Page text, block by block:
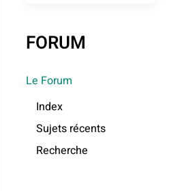
FORUM
Le Forum
Index
Sujets récents
Recherche